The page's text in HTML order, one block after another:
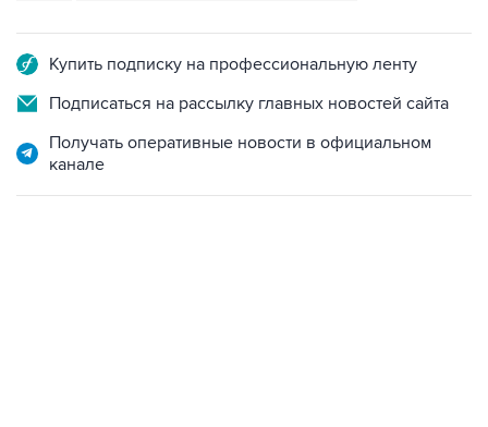
Купить подписку на профессиональную ленту
Подписаться на рассылку главных новостей сайта
Получать оперативные новости в официальном
канале